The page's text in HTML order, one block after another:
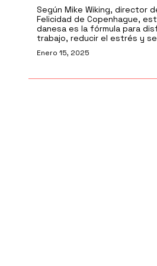
Según Mike Wiking, director
Felicidad de Copenhague,
danesa es la fórmula para
trabajo, reducir el estrés y
Enero 15, 2025